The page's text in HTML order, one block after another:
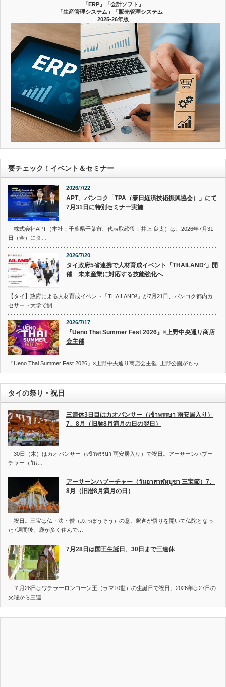
「ERP」「会計ソフト」
「生産管理システム」「販売管理システム」
2025-26年版
要チェック！イベント＆セミナー
2026/7/22
APT、バンコク「TPA（泰日経済技術振興協会）」にて
7月31日に特別セミナー実施
株式会社APT（本社：千葉県千葉市、代表取締役：井上 良太）は、2026年7月31
日（金）にタ…
2026/7/20
タイ政府5省連携で人材育成イベント「THAILAND²」開
催 未来産業に対応する技能強化へ
【タイ】政府による人材育成イベント「THAILAND²」が7月21日、バンコク都内カ
セサート大学で開…
2026/7/17
『Ueno Thai Summer Fest 2026』×上野中央通り商店
会主催
『Ueno Thai Summer Fest 2026』×上野中央通り商店会主催 上野公園がもっ…
タイの祭り・祝日
三連休3日目はカオパンサー（เข้าพรรษา 雨安居入り）
7、8月（旧暦8月満月の日の翌日）
30日（木）はカオパンサー（เข้าพรรษา 雨安居入り）で祝日。アーサーンハブー
チャー（วัน…
アーサーンハブーチャー（วันอาสาฬหบูชา 三宝節）7、
8月（旧暦8月満月の日）
祝日。三宝は仏・法・僧（ぶっぽうそう）の意。釈迦が悟りを開いて仏陀となっ
た7週間後、鹿が多く住んで…
7月28日は国王生誕日、30日まで三連休
７月28日はワチラーロンコーン王（ラマ10世）の生誕日で祝日。2026年は27日の
火曜から三連…